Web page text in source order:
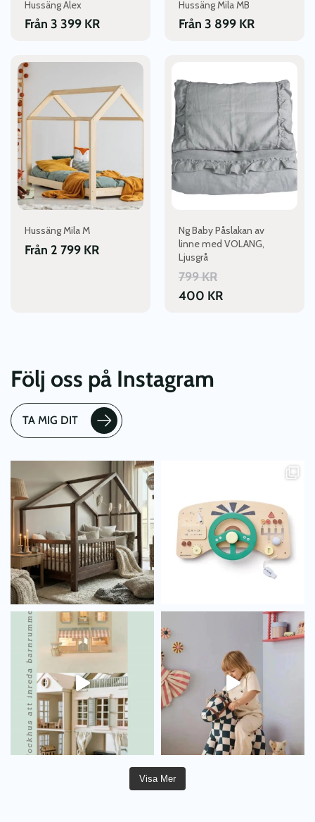
Hussäng Alex
Från 3 399 KR
produktsidan
Hussäng Mila MB
Från 3 899 KR
produktsidan
Hussäng Mila M
Från 2 799 KR
Den
här
produkten
har
flera
varianter.
De
olika
alternativen
kan
produktsidan
Ng Baby Påslakan av
linne med VOLANG,
Ljusgrå
799KR
400 KR
här
produkten
har
flera
varianter.
De
olika
alternativen
produktsidan
Följ oss på Instagram
TA MIG DIT
Visa Mer